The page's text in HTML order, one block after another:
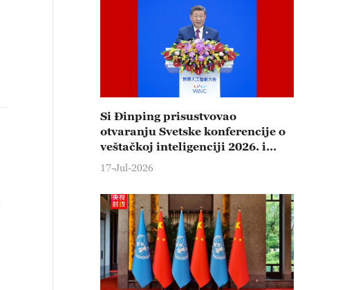
Si Đinping prisustvovao
otvaranju Svetske konferencije o
veštačkoj inteligenciji 2026. i
održao glavni govor
17-Jul-2026